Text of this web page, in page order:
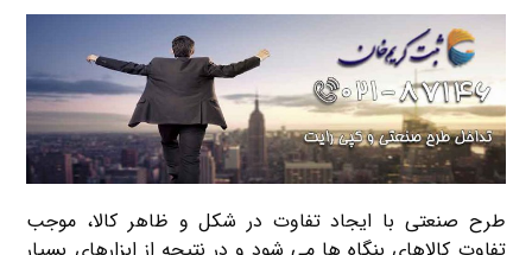
طرح صنعتی با ایجاد تفاوت در شکل و ظاهر کالا، موجب